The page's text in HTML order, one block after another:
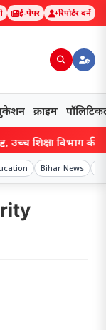
ई-पेपर रिपोर्टर बनें
क्राइम
शिक्षा विभाग की
Bihar News